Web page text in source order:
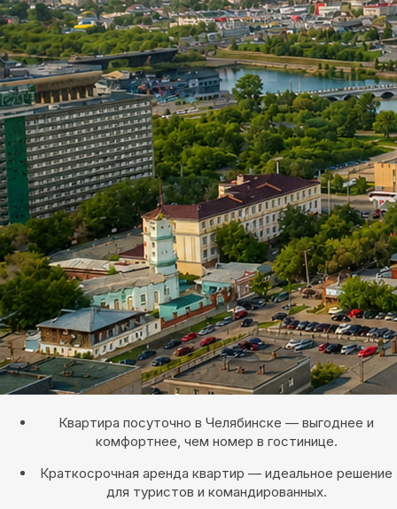
Квартира посуточно в Челябинске — выгоднее и
комфортнее, чем номер в гостинице.
Краткосрочная аренда квартир — идеальное решение
для туристов и командированных.